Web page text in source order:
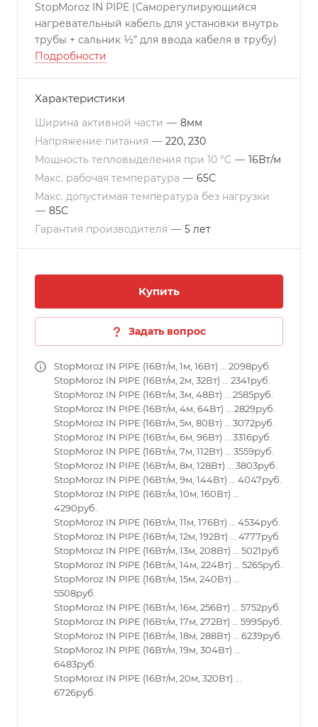
StopMoroz IN PIPE (Саморегулирующийся
нагревательный кабель для установки внутрь
трубы + сальник ½” для ввода кабеля в трубу)
Подробности
Характеристики
Ширина активной части — 8мм
Напряжение питания — 220, 230
Мощность тепловыделения при 10 °C — 16Вт/м
Макс. рабочая температура — 65С
Макс. допустимая температура без нагрузки
— 85С
Гарантия производителя — 5 лет
Купить
Задать вопрос
StopMoroz IN PIPE (16Вт/м, 1м, 16Вт) ... 2098руб.
StopMoroz IN PIPE (16Вт/м, 2м, 32Вт) ... 2341руб.
StopMoroz IN PIPE (16Вт/м, 3м, 48Вт) ... 2585руб.
StopMoroz IN PIPE (16Вт/м, 4м, 64Вт) ... 2829руб.
StopMoroz IN PIPE (16Вт/м, 5м, 80Вт) ... 3072руб.
StopMoroz IN PIPE (16Вт/м, 6м, 96Вт) ... 3316руб.
StopMoroz IN PIPE (16Вт/м, 7м, 112Вт) ... 3559руб.
StopMoroz IN PIPE (16Вт/м, 8м, 128Вт) ... 3803руб.
StopMoroz IN PIPE (16Вт/м, 9м, 144Вт) ... 4047руб.
StopMoroz IN PIPE (16Вт/м, 10м, 160Вт) ...
4290руб.
StopMoroz IN PIPE (16Вт/м, 11м, 176Вт) ... 4534руб.
StopMoroz IN PIPE (16Вт/м, 12м, 192Вт) ... 4777руб.
StopMoroz IN PIPE (16Вт/м, 13м, 208Вт) ... 5021руб.
StopMoroz IN PIPE (16Вт/м, 14м, 224Вт) ... 5265руб.
StopMoroz IN PIPE (16Вт/м, 15м, 240Вт) ...
5508руб.
StopMoroz IN PIPE (16Вт/м, 16м, 256Вт) ... 5752руб.
StopMoroz IN PIPE (16Вт/м, 17м, 272Вт) ... 5995руб.
StopMoroz IN PIPE (16Вт/м, 18м, 288Вт) ... 6239руб.
StopMoroz IN PIPE (16Вт/м, 19м, 304Вт) ...
6483руб.
StopMoroz IN PIPE (16Вт/м, 20м, 320Вт) ...
6726руб.